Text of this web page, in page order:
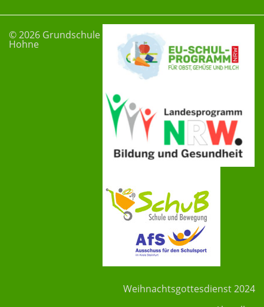
© 2026 Grundschule
Hohne
Weihnachtsgottesdienst 2024